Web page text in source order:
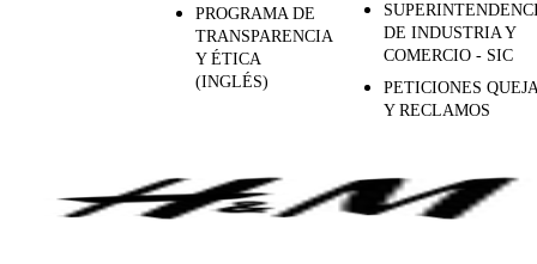
PROGRAMA DE
TRANSPARENCIA
Y ÉTICA
(INGLÉS)
DE INDUSTRIA Y
COMERCIO - SIC
PETICIONES
Y RECLAMOS